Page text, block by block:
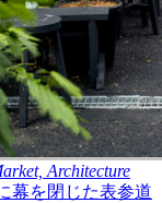
Architecture
幕を閉じた表参道